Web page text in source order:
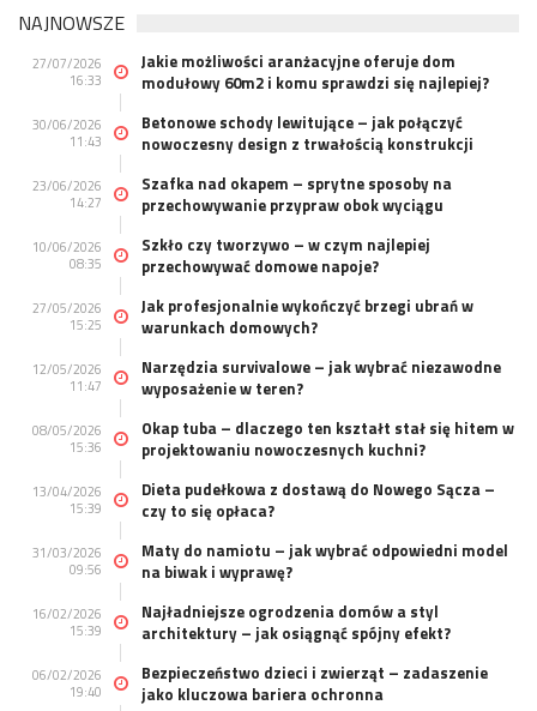
NAJNOWSZE
27/07/2026
16:33
Jakie możliwości aranżacyjne oferuje dom
modułowy 60m2 i komu sprawdzi się najlepiej?
30/06/2026
11:43
Betonowe schody lewitujące – jak połączyć
nowoczesny design z trwałością konstrukcji
23/06/2026
14:27
Szafka nad okapem – sprytne sposoby na
przechowywanie przypraw obok wyciągu
10/06/2026
08:35
Szkło czy tworzywo – w czym najlepiej
przechowywać domowe napoje?
27/05/2026
15:25
Jak profesjonalnie wykończyć brzegi ubrań w
warunkach domowych?
12/05/2026
11:47
Narzędzia survivalowe – jak wybrać niezawodne
wyposażenie w teren?
08/05/2026
15:36
Okap tuba – dlaczego ten kształt stał się hitem w
projektowaniu nowoczesnych kuchni?
13/04/2026
15:39
Dieta pudełkowa z dostawą do Nowego Sącza –
czy to się opłaca?
31/03/2026
09:56
Maty do namiotu – jak wybrać odpowiedni model
na biwak i wyprawę?
16/02/2026
15:39
Najładniejsze ogrodzenia domów a styl
architektury – jak osiągnąć spójny efekt?
06/02/2026
19:40
Bezpieczeństwo dzieci i zwierząt – zadaszenie
jako kluczowa bariera ochronna